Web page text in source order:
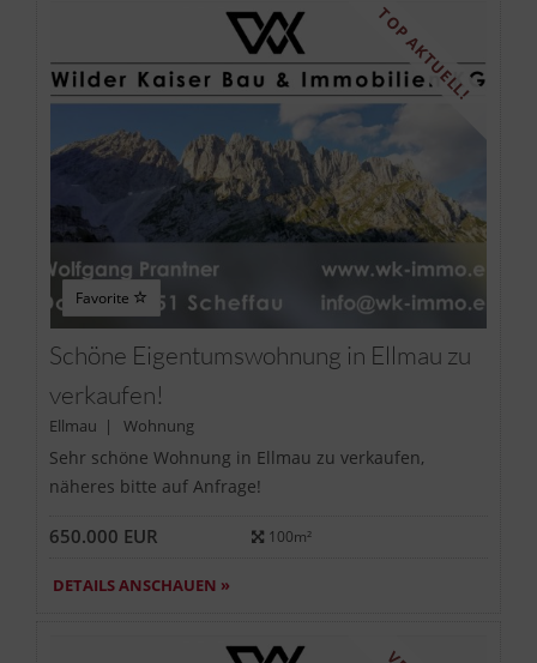
TOP AKTUELL!
Favorite
Schöne Eigentumswohnung in Ellmau zu
verkaufen!
Ellmau | Wohnung
Sehr schöne Wohnung in Ellmau zu verkaufen,
näheres bitte auf Anfrage!
650.000 EUR 100m²
DETAILS ANSCHAUEN »